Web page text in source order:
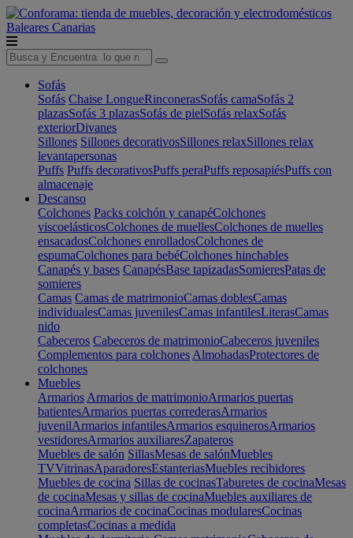
Baleares Canarias
Sofás
Sofás Chaise LongueRinconerasSofás camaSofás 2
plazasSofás 3 plazasSofás de pielSofás relaxSofás
exteriorDivanes
Sillones Sillones decorativosSillones relaxSillones relax
levantapersonas
Puffs Puffs decorativosPuffs peraPuffs reposapiésPuffs con
almacenaje
Descanso
Colchones Packs colchón y canapéColchones
viscoelásticosColchones de muellesColchones de muelles
ensacadosColchones enrolladosColchones de
espumaColchones para bebéColchones hinchables
Canapés y bases CanapésBase tapizadasSomieresPatas de
somieres
Camas Camas de matrimonioCamas doblesCamas
individualesCamas juvenilesCamas infantilesLiterasCamas
nido
Cabeceros Cabeceros de matrimonioCabeceros juveniles
Complementos para colchones AlmohadasProtectores de
colchones
Muebles
Armarios Armarios de matrimonioArmarios puertas
batientesArmarios puertas correderasArmarios
juvenilArmarios infantilesArmarios esquinerosArmarios
vestidoresArmarios auxiliaresZapateros
Muebles de salón SillasMesas de salónMuebles
TVVitrinasAparadoresEstanteriasMuebles recibidores
Muebles de cocina Sillas de cocinasTaburetes de cocinaMesas
de cocinaMesas y sillas de cocinaMuebles auxiliares de
cocinaArmarios de cocinaCocinas modularesCocinas
completasCocinas a medida